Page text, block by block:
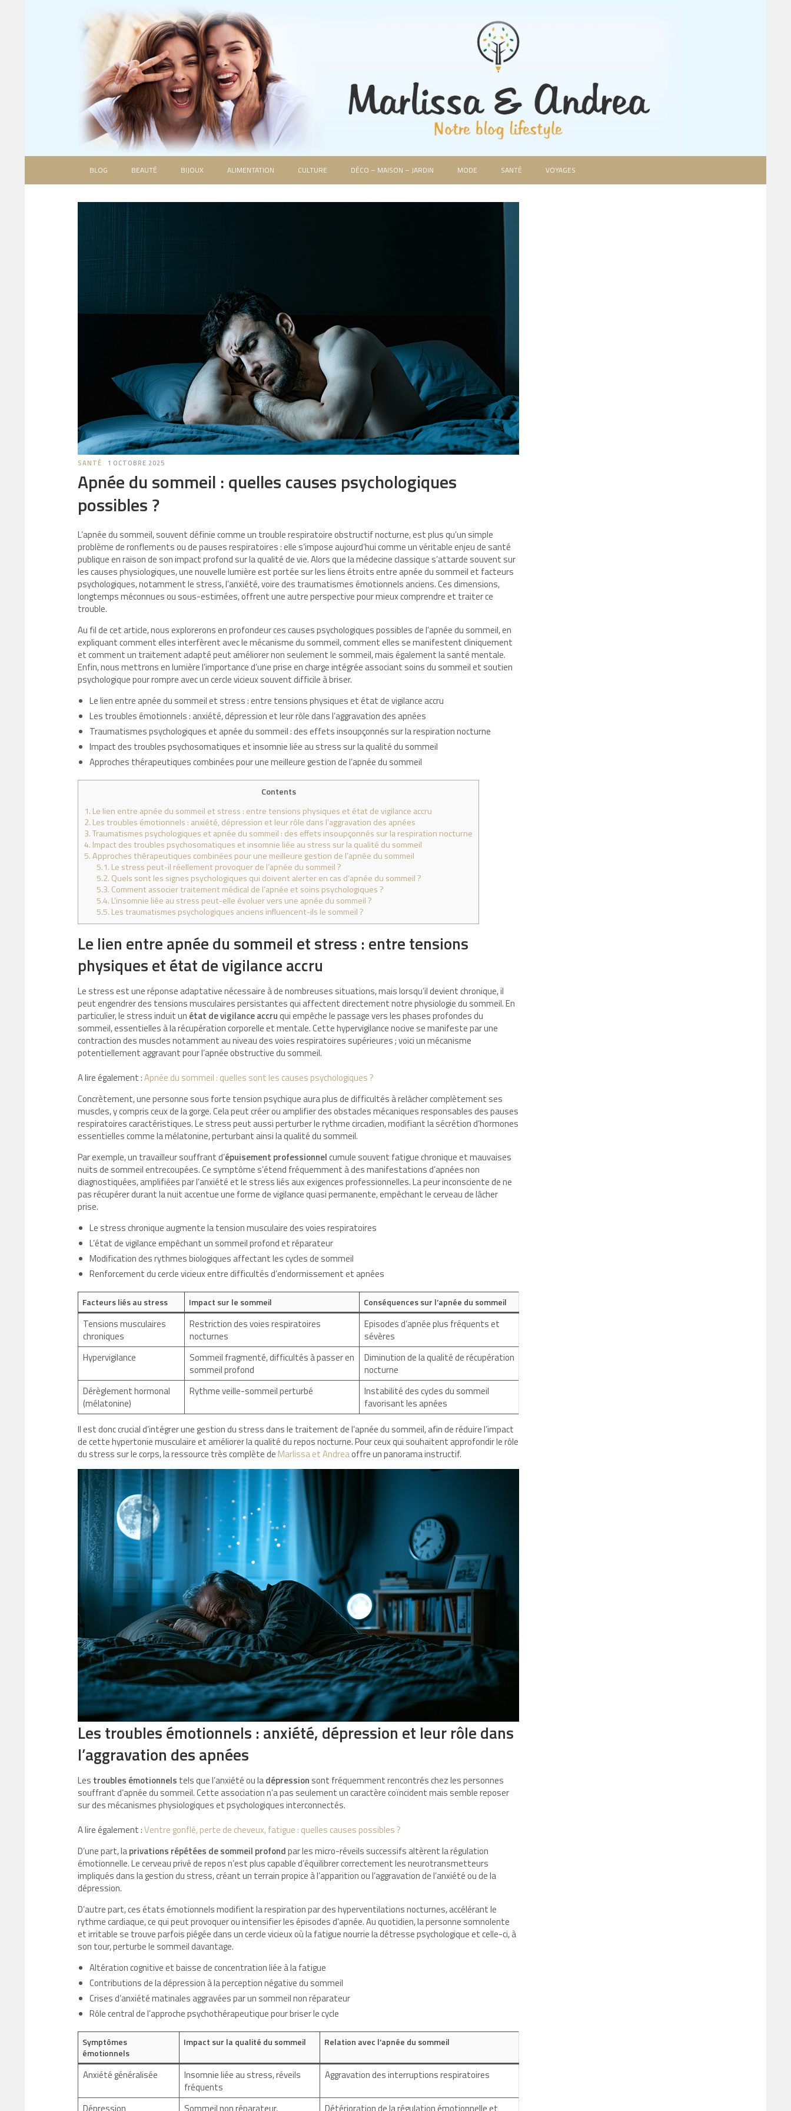
BLOG BEAUTÉ BIJOUX ALIMENTATION CULTURE DÉCO – MAISON – JARDIN MODE SANTÉ VOYAGES
SANTÉ 1 OCTOBRE 2025
Apnée du sommeil : quelles causes psychologiques
possibles ?
L’apnée du sommeil, souvent définie comme un trouble respiratoire obstructif nocturne, est plus qu’un simple
problème de ronflements ou de pauses respiratoires : elle s’impose aujourd’hui comme un véritable enjeu de santé
publique en raison de son impact profond sur la qualité de vie. Alors que la médecine classique s’attarde souvent sur
les causes physiologiques, une nouvelle lumière est portée sur les liens étroits entre apnée du sommeil et facteurs
psychologiques, notamment le stress, l’anxiété, voire des traumatismes émotionnels anciens. Ces dimensions,
longtemps méconnues ou sous-estimées, offrent une autre perspective pour mieux comprendre et traiter ce
trouble.
Au fil de cet article, nous explorerons en profondeur ces causes psychologiques possibles de l’apnée du sommeil, en
expliquant comment elles interfèrent avec le mécanisme du sommeil, comment elles se manifestent cliniquement
et comment un traitement adapté peut améliorer non seulement le sommeil, mais également la santé mentale.
Enfin, nous mettrons en lumière l’importance d’une prise en charge intégrée associant soins du sommeil et soutien
psychologique pour rompre avec un cercle vicieux souvent difficile à briser.
Le lien entre apnée du sommeil et stress : entre tensions physiques et état de vigilance accru
Les troubles émotionnels : anxiété, dépression et leur rôle dans l’aggravation des apnées
Traumatismes psychologiques et apnée du sommeil : des effets insoupçonnés sur la respiration nocturne
Impact des troubles psychosomatiques et insomnie liée au stress sur la qualité du sommeil
Approches thérapeutiques combinées pour une meilleure gestion de l’apnée du sommeil
Contents
1. Le lien entre apnée du sommeil et stress : entre tensions physiques et état de vigilance accru
2. Les troubles émotionnels : anxiété, dépression et leur rôle dans l’aggravation des apnées
3.Traumatismes psychologiques et apnée du sommeil : des effets insoupçonnés sur la respiration nocturne
4. Impact des troubles psychosomatiques et insomnie liée au stress sur la qualité du sommeil
5.Approches thérapeutiques combinées pour une meilleure gestion de l’apnée du sommeil
5.1. Le stress peut-il réellement provoquer de l’apnée du sommeil ?
5.2. Quels sont les signes psychologiques qui doivent alerter en cas d’apnée du sommeil ?
5.3. Comment associer traitement médical de l’apnée et soins psychologiques ?
5.4. L’insomnie liée au stress peut-elle évoluer vers une apnée du sommeil ?
5.5. Les traumatismes psychologiques anciens influencent-ils le sommeil ?
Le lien entre apnée du sommeil et stress : entre tensions
physiques et état de vigilance accru
Le stress est une réponse adaptative nécessaire à de nombreuses situations, mais lorsqu’il devient chronique, il
peut engendrer des tensions musculaires persistantes qui affectent directement notre physiologie du sommeil. En
particulier, le stress induit un état de vigilance accruqui empêche le passage vers les phases profondes du
sommeil, essentielles à la récupération corporelle et mentale. Cette hypervigilance nocive se manifeste par une
contraction des muscles notamment au niveau des voies respiratoires supérieures ; voici un mécanisme
potentiellement aggravant pour l’apnée obstructive du sommeil.
A lire également :Apnée du sommeil : quelles sont les causes psychologiques ?
Concrètement, une personne sous forte tension psychique aura plus de difficultés à relâcher complètement ses
muscles, y compris ceux de la gorge. Cela peut créer ou amplifier des obstacles mécaniques responsables des pauses
respiratoires caractéristiques. Le stress peut aussi perturber le rythme circadien, modifiant la sécrétion d’hormones
essentielles comme la mélatonine, perturbant ainsi la qualité du sommeil.
Par exemple, un travailleur souffrant d’épuisement professionnelcumule souvent fatigue chronique et mauvaises
nuits de sommeil entrecoupées. Ce symptôme s’étend fréquemment à des manifestations d’apnées non
diagnostiquées, amplifiées par l’anxiété et le stress liés aux exigences professionnelles. La peur inconsciente de ne
pas récupérer durant la nuit accentue une forme de vigilance quasi permanente, empêchant le cerveau de lâcher
prise.
Le stress chronique augmente la tension musculaire des voies respiratoires
L’état de vigilance empêchant un sommeil profond et réparateur
Modification des rythmes biologiques affectant les cycles de sommeil
Renforcement du cercle vicieux entre difficultés d’endormissement et apnées
Facteurs liés au stress Impact sur le sommeil Conséquences sur l’apnée du sommeil
Tensions musculaires
chroniques
Restriction des voies respiratoires
nocturnes
Episodes d’apnée plus fréquents et
sévères
Hypervigilance
Sommeil fragmenté, difficultés à passer en
sommeil profond
Diminution de la qualité de récupération
nocturne
Dérèglement hormonal
(mélatonine)
Rythme veille-sommeil perturbé
Instabilité des cycles du sommeil
favorisant les apnées
Il est donc crucial d’intégrer une gestion du stress dans le traitement de l’apnée du sommeil, afin de réduire l’impact
de cette hypertonie musculaire et améliorer la qualité du repos nocturne. Pour ceux qui souhaitent approfondir le rôle
du stress sur le corps, la ressource très complète de Marlissa et Andreaoffre un panorama instructif.
Les troubles émotionnels : anxiété, dépression et leur rôle dans
l’aggravation des apnées
Les troubles émotionnels tels que l’anxiété ou ladépression sont fréquemment rencontrés chez les personnes
souffrant d’apnée du sommeil. Cette association n’a pas seulement un caractère coïncident mais semble reposer
sur des mécanismes physiologiques et psychologiques interconnectés.
A lire également :Ventre gonflé, perte de cheveux, fatigue : quelles causes possibles ?
D’une part, laprivations répétées de sommeil profondpar les micro-réveils successifs altèrent la régulation
émotionnelle. Le cerveau privé de repos n’est plus capable d’équilibrer correctement les neurotransmetteurs
impliqués dans la gestion du stress, créant un terrain propice à l’apparition ou l’aggravation de l’anxiété ou de la
dépression.
D’autre part, ces états émotionnels modifient la respiration par des hyperventilations nocturnes, accélérant le
rythme cardiaque, ce qui peut provoquer ou intensifier les épisodes d’apnée. Au quotidien, la personne somnolente
et irritable se trouve parfois piégée dans un cercle vicieux où la fatigue nourrie la détresse psychologique et celle-ci, à
son tour, perturbe le sommeil davantage.
Altération cognitive et baisse de concentration liée à la fatigue
Contributions de la dépression à la perception négative du sommeil
Crises d’anxiété matinales aggravées par un sommeil non réparateur
Rôle central de l’approche psychothérapeutique pour briser le cycle
Symptômes
émotionnels
Impact sur la qualité du sommeil Relation avec l’apnée du sommeil
Anxiété généralisée
Insomnie liée au stress, réveils
fréquents
Aggravation des interruptions respiratoires
Dépression Sommeil non réparateur, Détérioration de la régulation émotionnelle et